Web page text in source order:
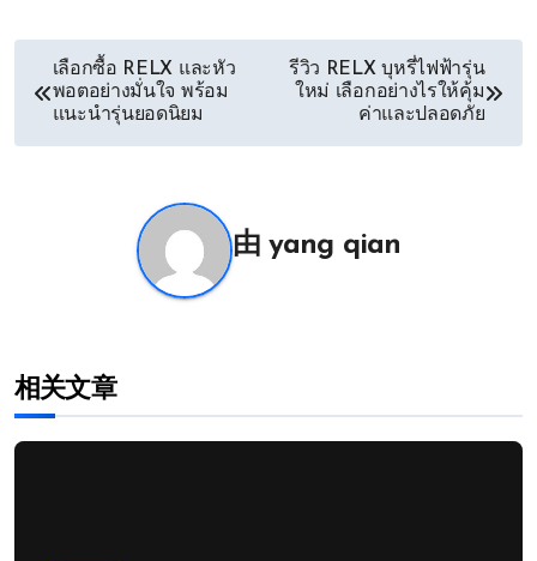
เลือกซื้อ RELX และหัว
พอตอย่างมั่นใจ พร้อม
แนะนำรุ่นยอดนิยม
รีวิว RELX บุหรี่ไฟฟ้ารุ่น
ใหม่ เลือกอย่างไรให้คุ้ม
ค่าและปลอดภัย
由yang qian
相关文章